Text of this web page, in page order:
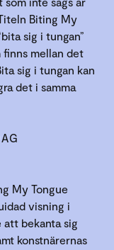
Biting My
sig i tungan”
finns mellan det
sig i tungan kan
det i samma
My Tongue
visning i
bekanta sig
konstnärernas